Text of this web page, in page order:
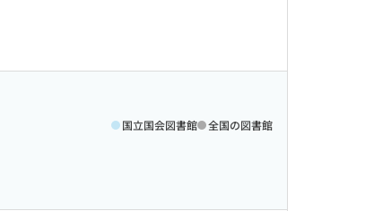
国立国会図書館 全国の図書館